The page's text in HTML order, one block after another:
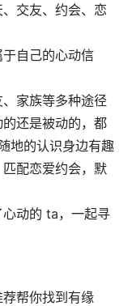
交友、约会、恋
自己的心动信
家族等多种途径
还是被动的，都
地的认识身边有趣
配恋爱约会，默
动的 ta，一起寻
帮你找到有缘